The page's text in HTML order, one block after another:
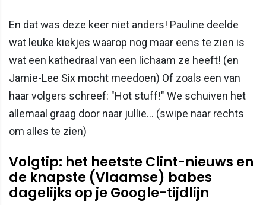
En dat was deze keer niet anders! Pauline deelde
wat leuke kiekjes waarop nog maar eens te zien is
wat een kathedraal van een lichaam ze heeft! (en
Jamie-Lee Six mocht meedoen) Of zoals een van
haar volgers schreef: "Hot stuff!" We schuiven het
allemaal graag door naar jullie... (swipe naar rechts
om alles te zien)
Volgtip: het heetste Clint-nieuws en
de knapste (Vlaamse) babes
dagelijks op je Google-tijdlijn